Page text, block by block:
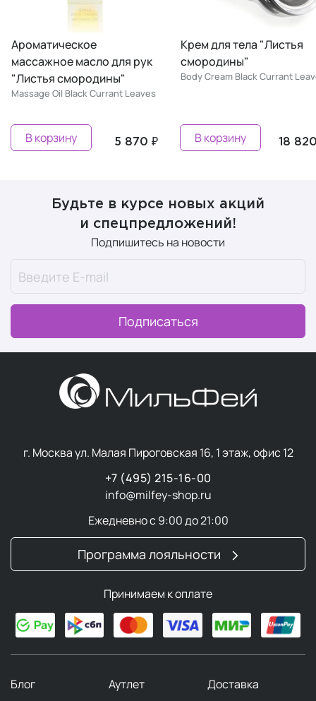
Ароматическое
массажное масло для рук
"Листья смородины"
Massage Oil Black Currant Leaves
5 870 ₽
В корзину
Крем для тела "Листья
смородины"
Body Cream Black Currant
18
В корзину
Будьте в курсе новых акций
и спецпредложений!
Подпишитесь на новости
Подписаться
г. Москва ул. Малая Пироговская 16, 1 этаж, офис 12
+7 (495) 215-16-00
info@milfey-shop.ru
Ежедневно с 9:00 до 21:00
Программа лояльности
Принимаем к оплате
Блог Аутлет
Доставка